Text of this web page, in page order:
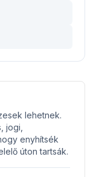
lehetnek.
jogi,
enyhítsék
úton tartsák.